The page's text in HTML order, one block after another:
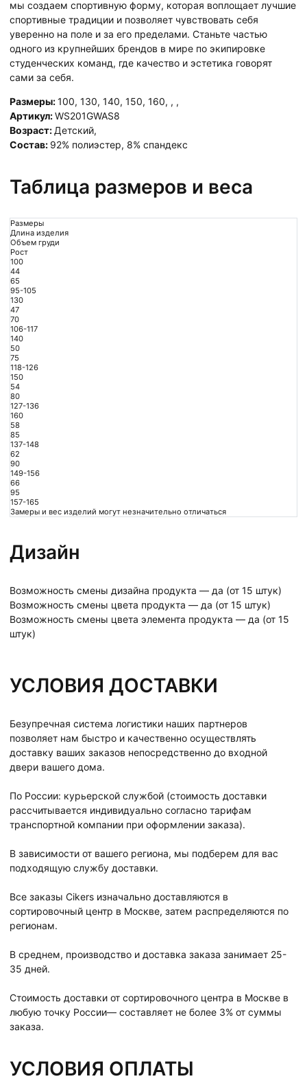
мы создаем спортивную форму, которая воплощает лучшие
спортивные традиции и позволяет чувствовать себя
уверенно на поле и за его пределами. Станьте частью
одного из крупнейших брендов в мире по экипировке
студенческих команд, где качество и эстетика говорят
сами за себя.
Размеры:100, 130, 140, 150, 160, , ,
Артикул:WS201GWAS8
Возраст: Детский,
Состав: 92% полиэстер, 8% спандекс
Таблица размеров и веса
Размеры
Длина изделия
Объем груди
Рост
100
44
65
95-105
130
47
70
106-117
140
50
75
118-126
150
54
80
127-136
160
58
85
137-148
62
90
149-156
66
95
157-165
Замеры и вес изделий могут незначительно отличаться
Дизайн
Возможность смены дизайна продукта — да (от 15 штук)
Возможность смены цвета продукта — да (от 15 штук)
Возможность смены цвета элемента продукта — да (от 15
штук)
УСЛОВИЯ ДОСТАВКИ
Безупречная система логистики наших партнеров
позволяет нам быстро и качественно осуществлять
доставку ваших заказов непосредственно до входной
двери вашего дома.
По России: курьерской службой (стоимость доставки
рассчитывается индивидуально согласно тарифам
транспортной компании при оформлении заказа).
В зависимости от вашего региона, мы подберем для вас
подходящую службу доставки.
Все заказы Cikers изначально доставляются в
сортировочный центр в Москве, затем распределяются по
регионам.
В среднем, производство и доставка заказа занимает 25-
35 дней.
Стоимость доставки от сортировочного центра в Москве в
любую точку России— составляет не более 3% от суммы
заказа.
УСЛОВИЯ ОПЛАТЫ